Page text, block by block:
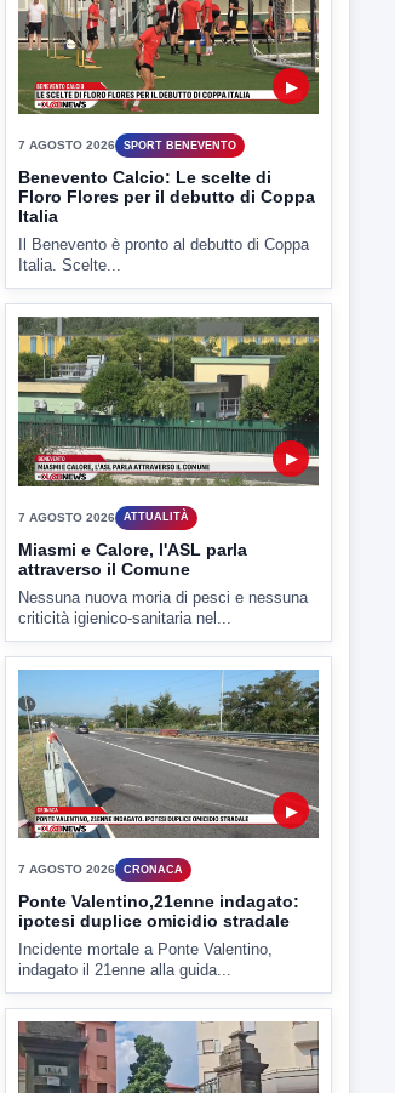
TUTTI I VIDEO
7 AGOSTO 2026 SPORT BENEVENTO
Benevento Calcio: Le scelte di
Floro Flores per il debutto di Coppa
Italia
Il Benevento è pronto al debutto di Coppa
Italia. Scelte...
7 AGOSTO 2026
Miasmi e Calore, l'ASL parla
attraverso il Comune
Nessuna nuova moria di pesci e nessuna
criticità igienico-sanitaria nel...
▶
Ponte Valentino,21enne indagato:
ipotesi duplice omicidio stradale
Incidente mortale a Ponte Valentino,
indagato il 21enne alla guida...